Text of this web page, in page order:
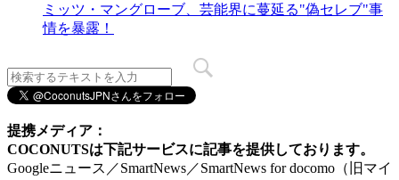
ミッツ・マングローブ、芸能界に蔓延る"偽セレブ"事
情を暴露！
提携メディア：
COCONUTSは下記サービスに記事を提供しております。
Googleニュース／SmartNews／SmartNews for docomo（旧マイ